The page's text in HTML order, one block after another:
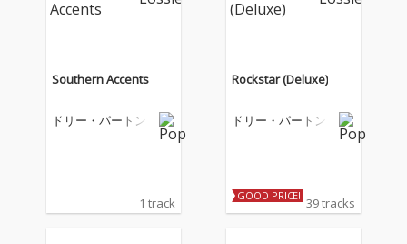
Southern Accents
ドリー・パートン
1 track
Rockstar (Deluxe)
ドリー・パートン
GOOD PRICE! 39 tracks